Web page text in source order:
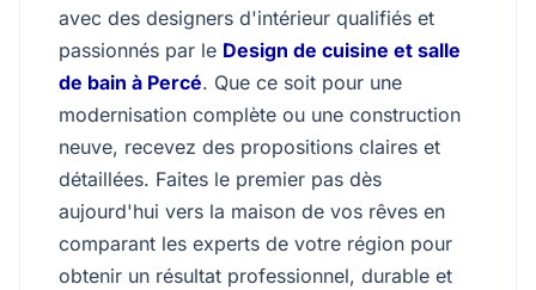
avec des designers d'intérieur qualifiés et
passionnés par le Design de cuisine et salle
de bain à Percé. Que ce soit pour une
modernisation complète ou une construction
neuve, recevez des propositions claires et
détaillées. Faites le premier pas dès
aujourd'hui vers la maison de vos rêves en
comparant les experts de votre région pour
obtenir un résultat professionnel, durable et